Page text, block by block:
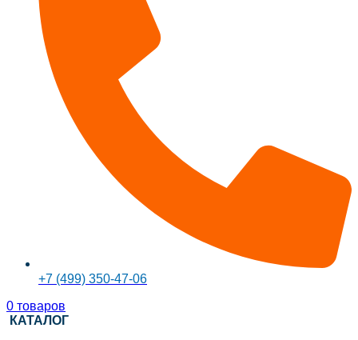
+7 (499) 350-47-06
0 товаров
КАТАЛОГ